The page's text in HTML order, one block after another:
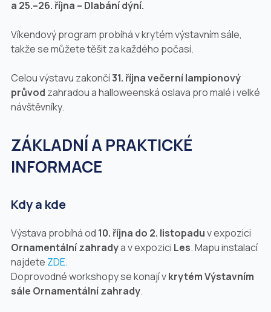
a 25.–26. října – Dlabání dýní.
Víkendový program probíhá v krytém výstavním sále,
takže se můžete těšit za každého počasí.
Celou výstavu zakončí31. října večerní lampionový
průvod zahradou a halloweenská oslava pro malé i velké
návštěvníky.
ZÁKLADNÍ A PRAKTICKÉ
INFORMACE
Kdy a kde
Výstava probíhá od 10. října do 2. listopaduv expozici
Ornamentální zahradya v expozici Les. Mapu instalací
najdete ZDE.
Doprovodné workshopy se konají vkrytém Výstavním
sále Ornamentální zahrady.